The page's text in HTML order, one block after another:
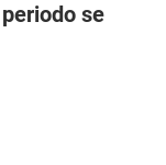
se